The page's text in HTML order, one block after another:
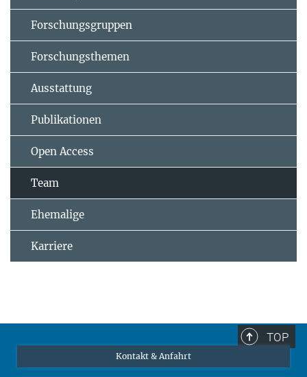
Forschungsgruppen
Forschungsthemen
Ausstattung
Publikationen
Open Access
Team
Ehemalige
Karriere
TOP
Kontakt & Anfahrt